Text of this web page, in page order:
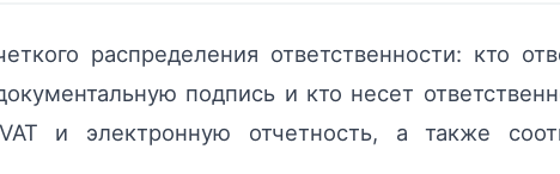
распределения ответственности: кто
подпись и кто несет
и электронную отчетность, а также